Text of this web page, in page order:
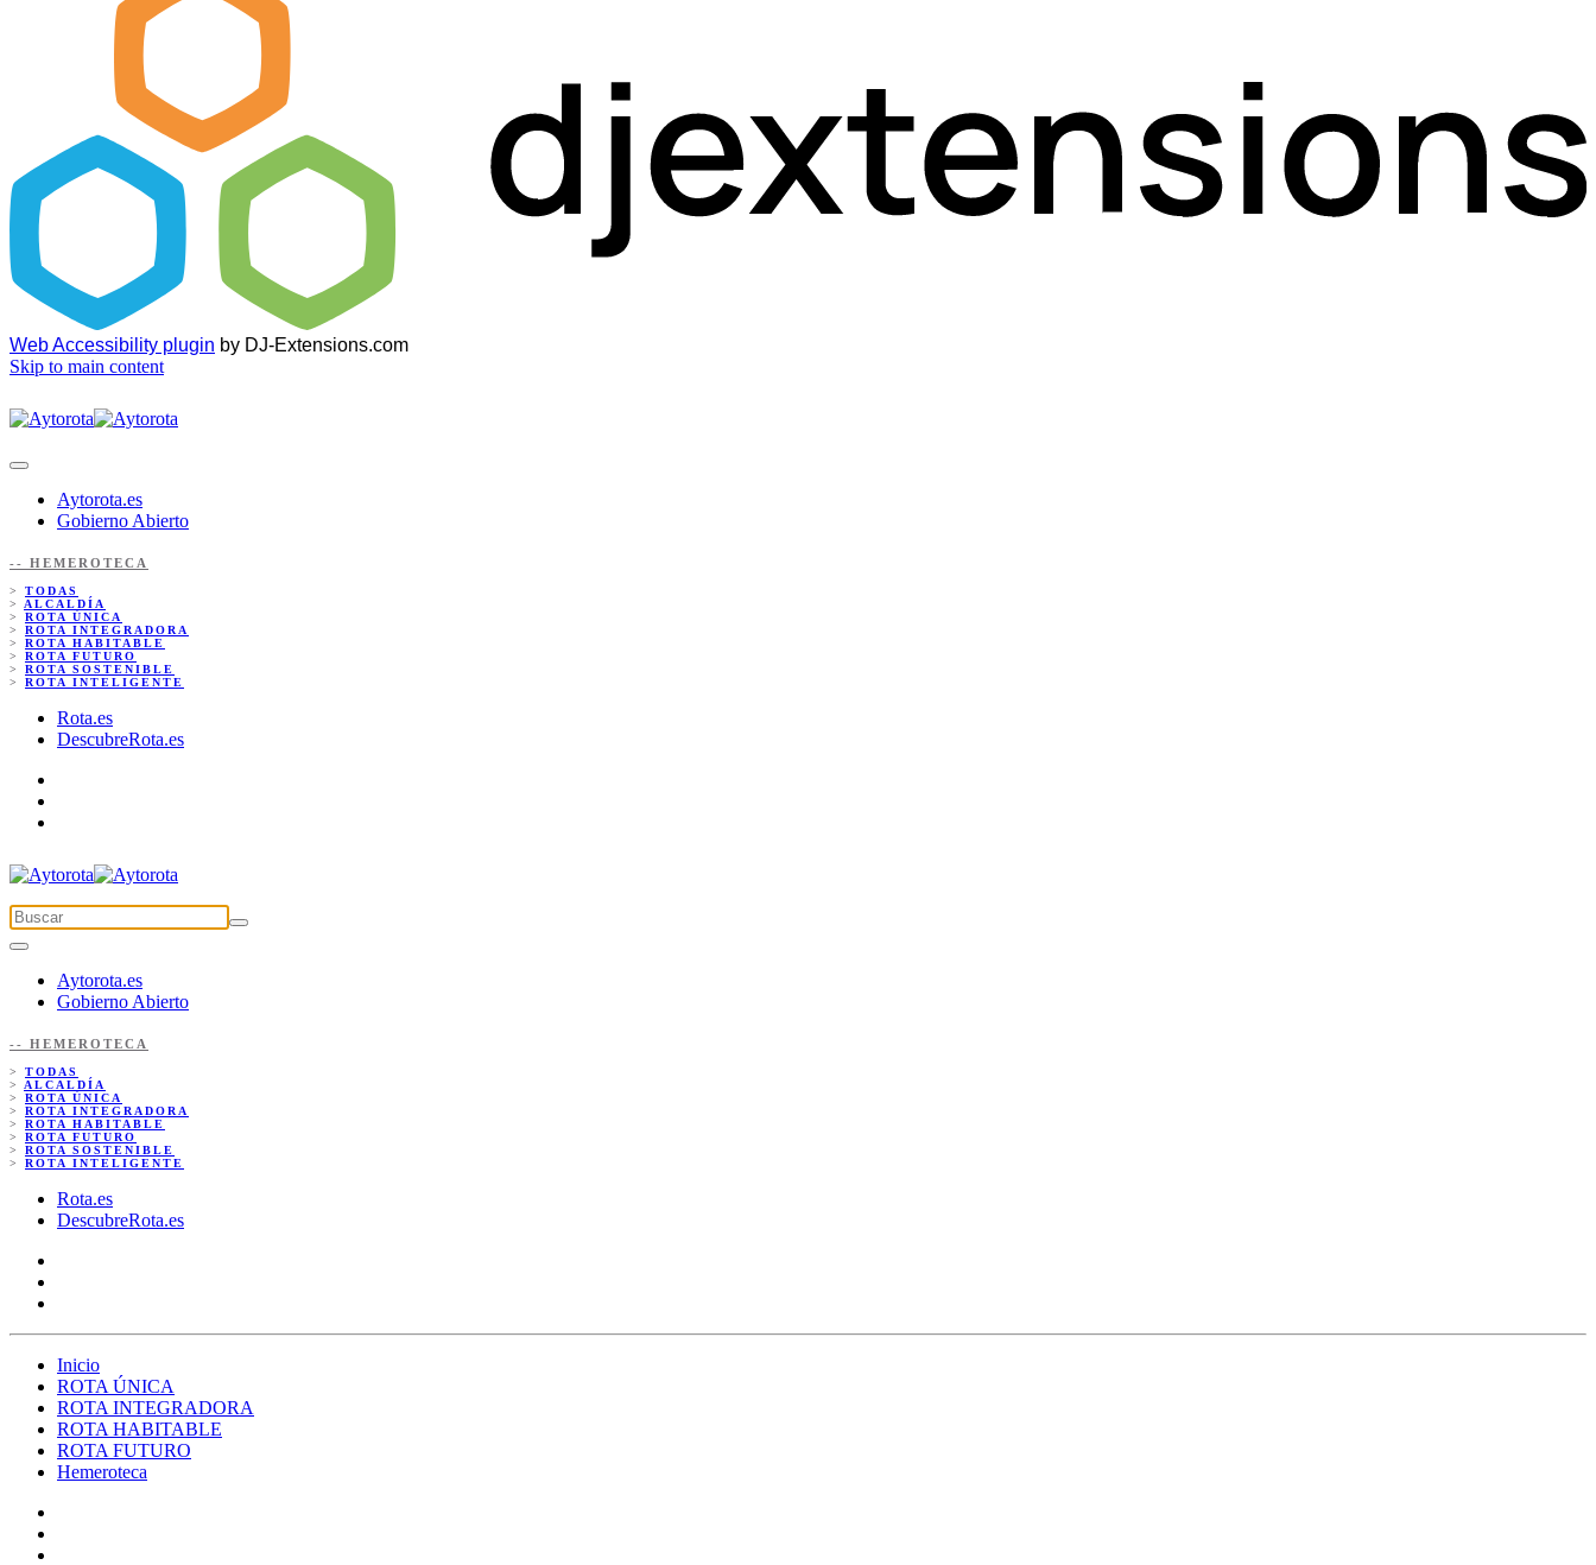
Web Accessibility plugin by DJ-Extensions.com
Skip to main content
Aytorota.es
Gobierno Abierto
-- HEMEROTECA
> TODAS
> ALCALDÍA
> ROTA ÚNICA
> ROTA INTEGRADORA
> ROTA HABITABLE
> ROTA FUTURO
> ROTA SOSTENIBLE
> ROTA INTELIGENTE
Rota.es
DescubreRota.es
Aytorota.es
Gobierno Abierto
-- HEMEROTECA
> TODAS
> ALCALDÍA
> ROTA ÚNICA
> ROTA INTEGRADORA
> ROTA HABITABLE
> ROTA FUTURO
> ROTA SOSTENIBLE
> ROTA INTELIGENTE
Rota.es
DescubreRota.es
Inicio
ROTA ÚNICA
ROTA INTEGRADORA
ROTA HABITABLE
ROTA FUTURO
Hemeroteca